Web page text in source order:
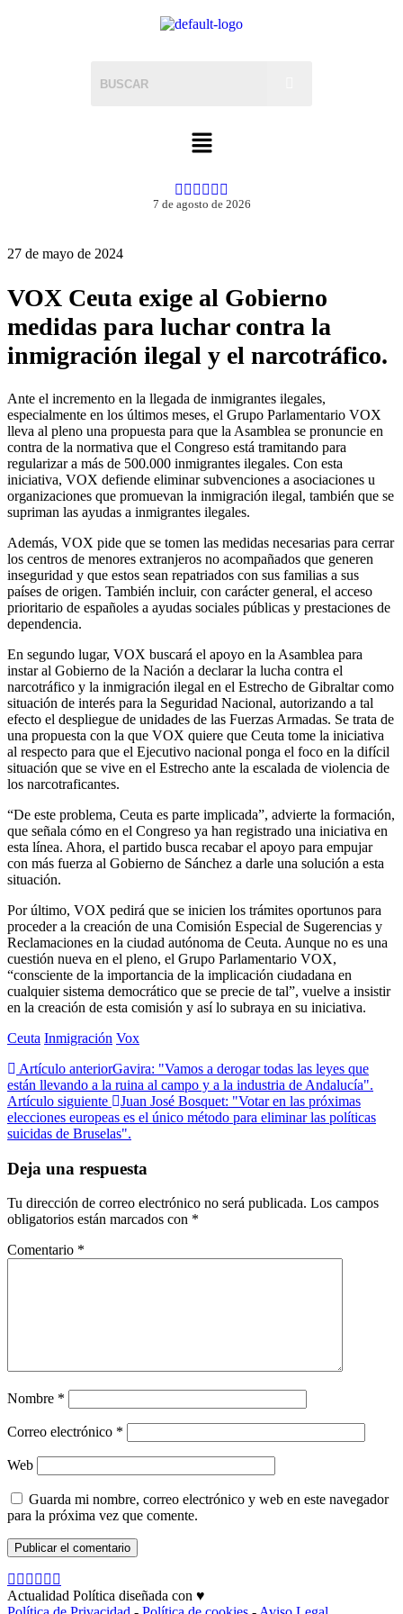
7 de agosto de 2026
27 de mayo de 2024
VOX Ceuta exige al Gobierno
medidas para luchar contra la
inmigración ilegal y el narcotráfico.
Ante el incremento en la llegada de inmigrantes ilegales,
especialmente en los últimos meses, el Grupo Parlamentario VOX
lleva al pleno una propuesta para que la Asamblea se pronuncie en
contra de la normativa que el Congreso está tramitando para
regularizar a más de 500.000 inmigrantes ilegales. Con esta
iniciativa, VOX defiende eliminar subvenciones a asociaciones u
organizaciones que promuevan la inmigración ilegal, también que se
supriman las ayudas a inmigrantes ilegales.
Además, VOX pide que se tomen las medidas necesarias para cerrar
los centros de menores extranjeros no acompañados que generen
inseguridad y que estos sean repatriados con sus familias a sus
países de origen. También incluir, con carácter general, el acceso
prioritario de españoles a ayudas sociales públicas y prestaciones de
dependencia.
En segundo lugar, VOX buscará el apoyo en la Asamblea para
instar al Gobierno de la Nación a declarar la lucha contra el
narcotráfico y la inmigración ilegal en el Estrecho de Gibraltar como
situación de interés para la Seguridad Nacional, autorizando a tal
efecto el despliegue de unidades de las Fuerzas Armadas. Se trata de
una propuesta con la que VOX quiere que Ceuta tome la iniciativa
al respecto para que el Ejecutivo nacional ponga el foco en la difícil
situación que se vive en el Estrecho ante la escalada de violencia de
los narcotraficantes.
“De este problema, Ceuta es parte implicada”, advierte la formación,
que señala cómo en el Congreso ya han registrado una iniciativa en
esta línea. Ahora, el partido busca recabar el apoyo para empujar
con más fuerza al Gobierno de Sánchez a darle una solución a esta
situación.
Por último, VOX pedirá que se inicien los trámites oportunos para
proceder a la creación de una Comisión Especial de Sugerencias y
Reclamaciones en la ciudad autónoma de Ceuta. Aunque no es una
cuestión nueva en el pleno, el Grupo Parlamentario VOX,
“consciente de la importancia de la implicación ciudadana en
cualquier sistema democrático que se precie de tal”, vuelve a insistir
en la creación de esta comisión y así lo subraya en su iniciativa.
Ceuta Inmigración Vox
Artículo anteriorGavira: "Vamos a derogar todas las leyes que
están llevando a la ruina al campo y a la industria de Andalucía".
Artículo siguiente
Juan José Bosquet: "Votar en las próximas
elecciones europeas es el único método para eliminar las políticas
suicidas de Bruselas".
Deja una respuesta
Tu dirección de correo electrónico no será publicada. Los campos
obligatorios están marcados con *
Comentario *
Nombre *
Correo electrónico *
Web
Guarda mi nombre, correo electrónico y web en este navegador
para la próxima vez que comente.
Actualidad Política diseñada con ♥